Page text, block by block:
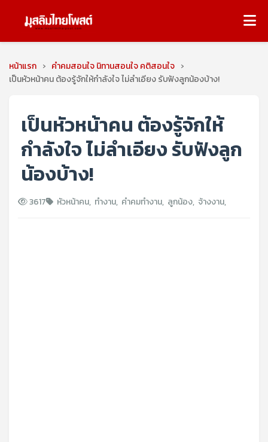
หน้าแรก › คําคมสอนใจ นิทานสอนใจ คติสอนใจ ›
เป็นหัวหน้าคน ต้องรู้จักให้กำลังใจ ไม่ลำเอียง รับฟังลูกน้องบ้าง!
เป็นหัวหน้าคน ต้องรู้จักให้
กำลังใจ ไม่ลำเอียง รับฟังลูก
น้องบ้าง!
3617 หัวหน้าคน, ทำงาน, คำคมทำงาน, ลูกน้อง, จ้างงาน,